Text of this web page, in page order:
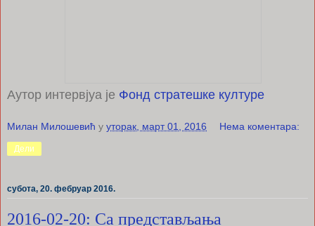
Аутор интервјуа је Фонд стратешке културе
Милан Милошевић у уторак, март 01, 2016 Нема коментара:
Дели
субота, 20. фебруар 2016.
2016-02-20: Са представљања